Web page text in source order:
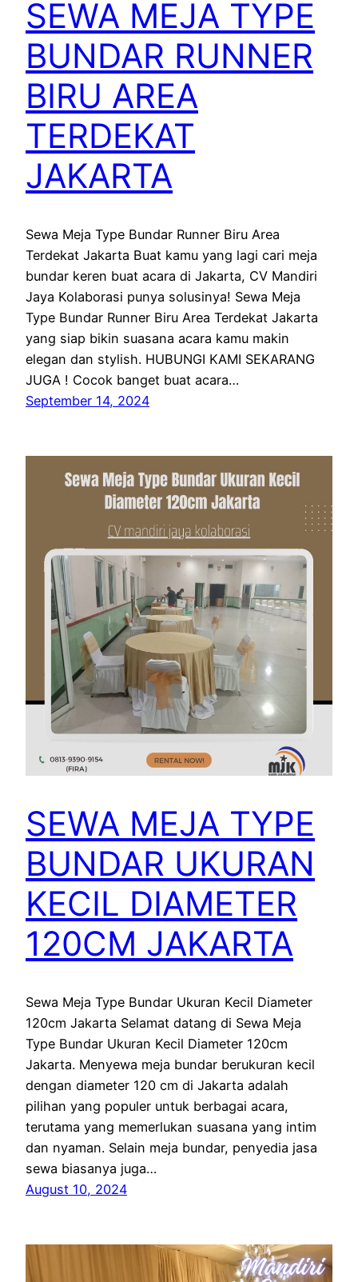
SEWA MEJA TYPE
BUNDAR RUNNER
BIRU AREA
TERDEKAT
JAKARTA
Sewa Meja Type Bundar Runner Biru Area
Terdekat Jakarta Buat kamu yang lagi cari meja
bundar keren buat acara di Jakarta, CV Mandiri
Jaya Kolaborasi punya solusinya! Sewa Meja
Type Bundar Runner Biru Area Terdekat Jakarta
yang siap bikin suasana acara kamu makin
elegan dan stylish. HUBUNGI KAMI SEKARANG
JUGA ! Cocok banget buat acara…
September 14, 2024
SEWA MEJA TYPE
BUNDAR UKURAN
KECIL DIAMETER
120CM JAKARTA
Sewa Meja Type Bundar Ukuran Kecil Diameter
120cm Jakarta Selamat datang di Sewa Meja
Type Bundar Ukuran Kecil Diameter 120cm
Jakarta. Menyewa meja bundar berukuran kecil
dengan diameter 120 cm di Jakarta adalah
pilihan yang populer untuk berbagai acara,
terutama yang memerlukan suasana yang intim
dan nyaman. Selain meja bundar, penyedia jasa
sewa biasanya juga…
August 10, 2024